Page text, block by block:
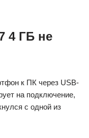
4 ГБ не
к ПК через USB-
на подключение,
с одной из